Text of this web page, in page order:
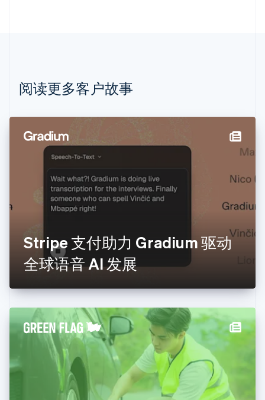
阅读更多客户故事
Stripe 支付助力 Gradium 驱动
全球语音 AI 发展
Nederlands Français Deutsch
波兰
丹麦
English
德国
Deutsch English
FrançaisEnglish
芬兰
EnglishSvenska
加拿大
English Français
捷克
克罗地亚
拉脱维亚
English
立陶宛
English
列支敦士登
Deutsch English
卢森堡
Français Deutsch English